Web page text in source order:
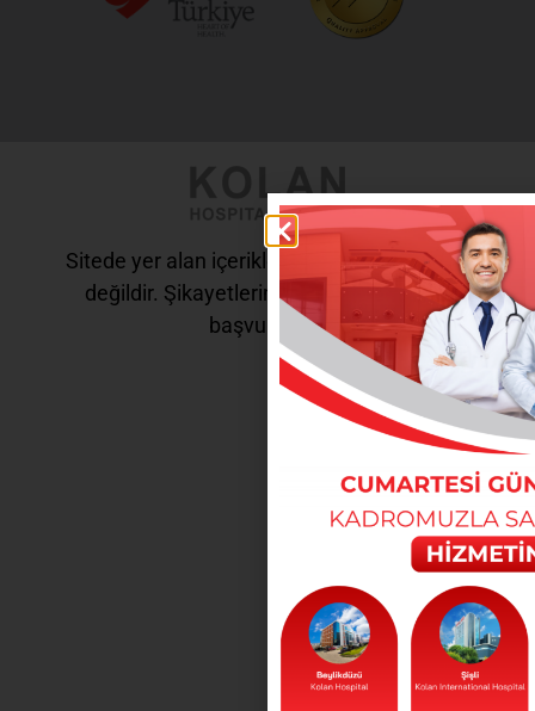
Sitede yer alan içerikler tanı ve tedavi amaçlı
değildir. Şikayetleriniz için doktorunuza
başvurunuz.